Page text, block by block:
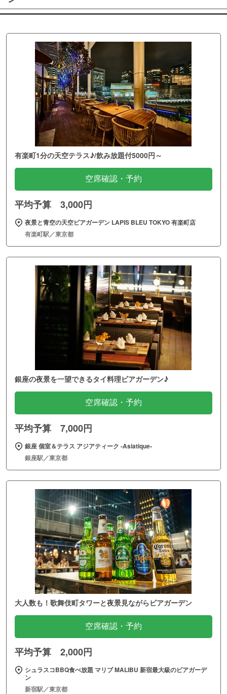
有楽町1分の天空テラス♪/飲み放題付5000円～
空席確認・予約
平均予算 3,000円
夜景と青空の天空ビアガーデン LAPIS BLEU TOKYO 有楽町店
有楽町駅／東京都
銀座の夜景を一望できるタイ料理ビアガーデン♪
空席確認・予約
平均予算 7,000円
銀座 個室＆テラス アジアティーク ‐Asiatique‐
銀座駅／東京都
大人数も！歌舞伎町タワーと夜景見ながらビアガーデン
空席確認・予約
平均予算 2,000円
シュラスコBBQ食べ放題 マリブ MALIBU 新宿最大級のビアガーデ
ン
新宿駅／東京都